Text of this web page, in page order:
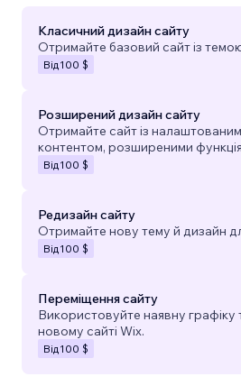
Класичний дизайн сайту
Отримайте базовий сайт із
Від100 $
Розширений дизайн сайту
Отримайте сайт із налаштованим
контентом, розширеними
Від100 $
Редизайн сайту
Отримайте нову тему й дизайн
Від100 $
Переміщення сайту
Використовуйте наявну графіку
новому сайті Wix.
Від100 $